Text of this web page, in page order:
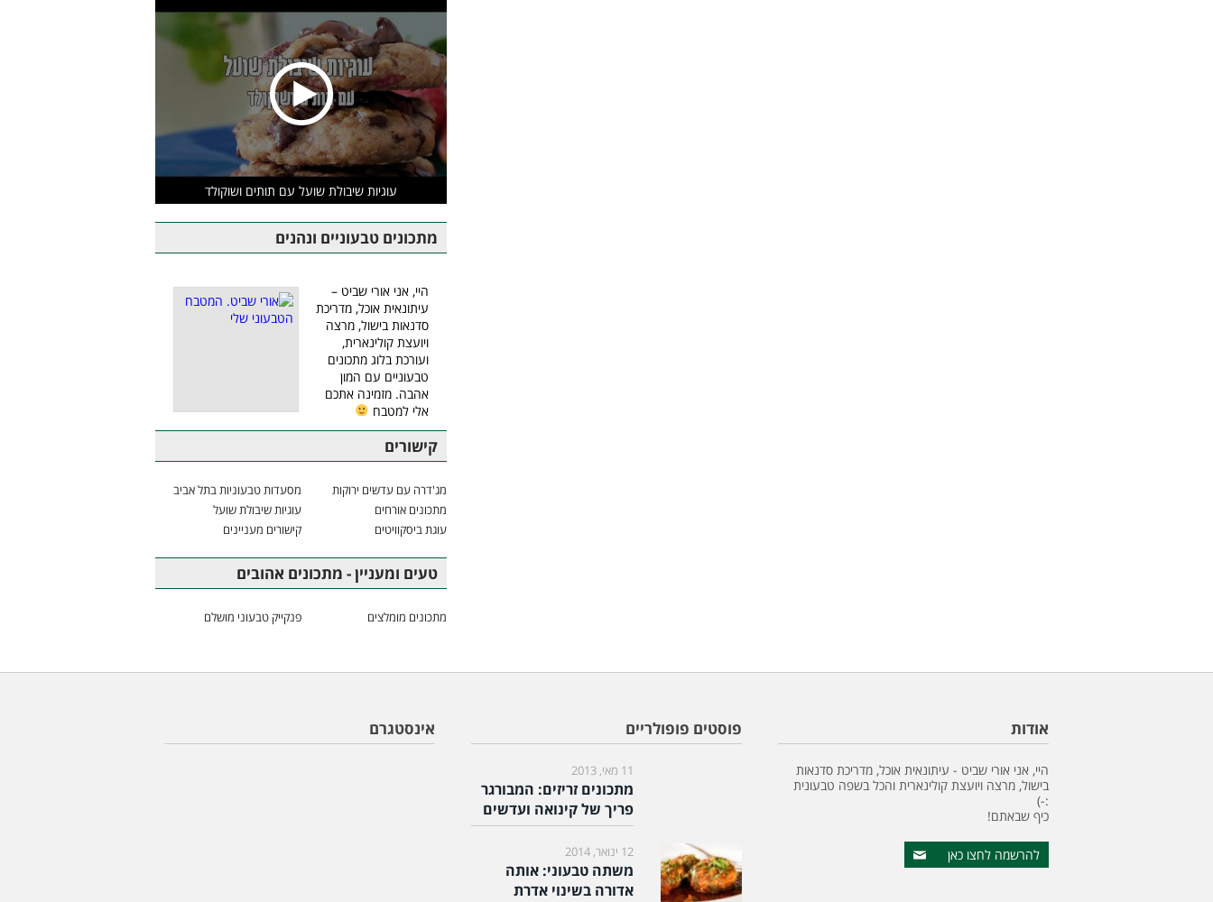
עוגיות שיבולת שועל עם תותים ושוקולד
מתכונים טבעוניים ונהנים
היי, אני אורי שביט –
עיתונאית אוכל, מדריכת
סדנאות בישול, מרצה
ויועצת קולינארית,
ועורכת בלוג מתכונים
טבעוניים עם המון
אהבה. מזמינה אתכם
אלי למטבח
קישורים
מג'דרה עם עדשים ירוקות
מסעדות טבעוניות בתל אביב
מתכונים אורחים
עוגיות שיבולת שועל
עוגת ביסקוויטים
קישורים מעניינים
טעים ומעניין - מתכונים אהובים
מתכונים מומלצים פנקייק טבעוני מושלם
אודות
היי, אני אורי שביט - עיתונאית אוכל, מדריכת סדנאות
בישול, מרצה ויועצת קולינארית והכל בשפה טבעונית
:-)
כיף שבאתם!
להרשמה לחצו כאן
פוסטים פופולריים
11 מאי, 2013
מתכונים זריזים: המבורגר
פריך של קינואה ועדשים
12 ינואר, 2014
משתה טבעוני: אותה
אדורה בשינוי אדרת
אינסטגרם